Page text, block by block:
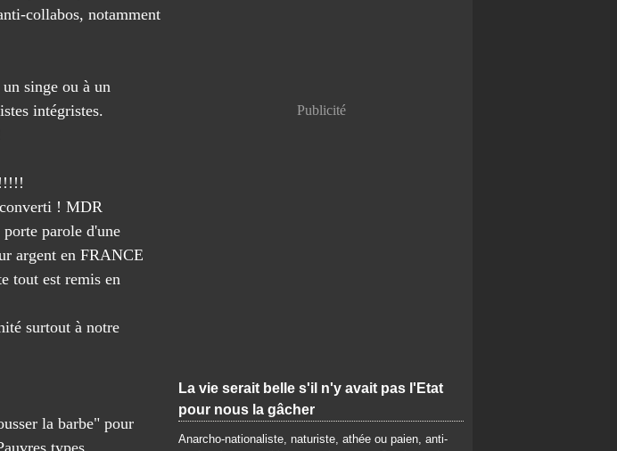
collabos, notamment
singe ou à un
intégristes.
! MDR
parole d'une
argent en FRANCE
tout est remis en
surtout à notre
la barbe" pour
types.
Publicité
La vie serait belle s'il n'y avait pas l'Etat
pour nous la gâcher
Anarcho-nationaliste, naturiste, athée ou paien, anti-